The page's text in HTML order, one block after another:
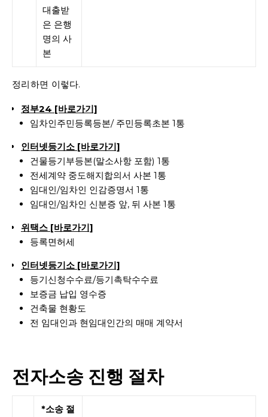
대출받
은 은행
명의 사
본
정리하면 이렇다.
정부24 [바로가기]
임차인주민등록등본/ 주민등록초본 1통
인터넷등기소 [바로가기]
건물등기부등본(말소사항 포함) 1통
전세계약 중도해지합의서 사본 1통
임대인/임차인 인감증명서 1통
임대인/임차인 신분증 앞, 뒤 사본 1통
위택스 [바로가기]
등록면허세
인터넷등기소 [바로가기]
등기신청수수료/등기촉탁수수료
보증금 납입 영수증
건축물 현황도
전 임대인과 현임대인간의 매매 계약서
전자소송 진행 절차
*소송 절